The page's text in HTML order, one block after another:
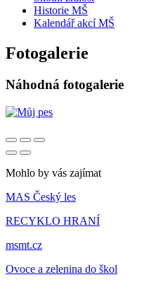
Historie MŠ
Kalendář akcí MŠ
Fotogalerie
Náhodná fotogalerie
Mohlo by vás zajímat
MAS Český les
RECYKLO HRANÍ
msmt.cz
Ovoce a zelenina do škol